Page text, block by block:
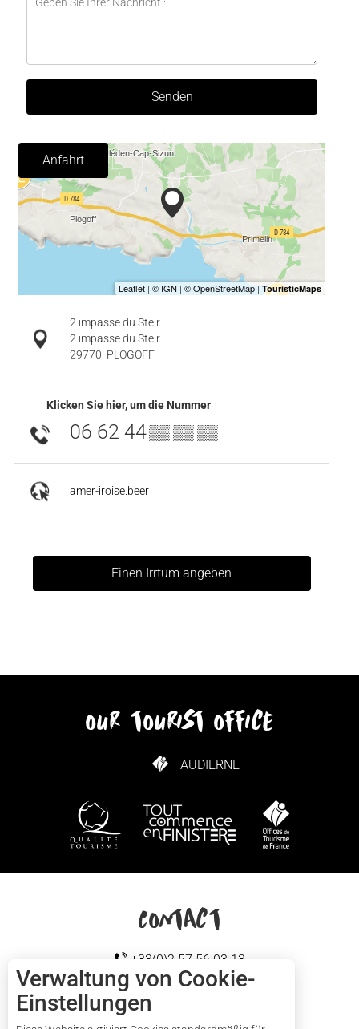
Senden
Anfahrt
2 impasse du Steir
2 impasse du Steir
29770 PLOGOFF
Klicken Sie hier, um die Nummer
06 62 44▒▒ ▒▒ ▒▒
amer-iroise.beer
Einen Irrtum angeben
our tourist office
AUDIERNE
Cap sizun
WIE KANN ICH KOMMEN?
Contact
+33(0)2 57 56 03 13
KONTAKTIEREN SIE UNS
Verwaltung von Cookie-
Einstellungen